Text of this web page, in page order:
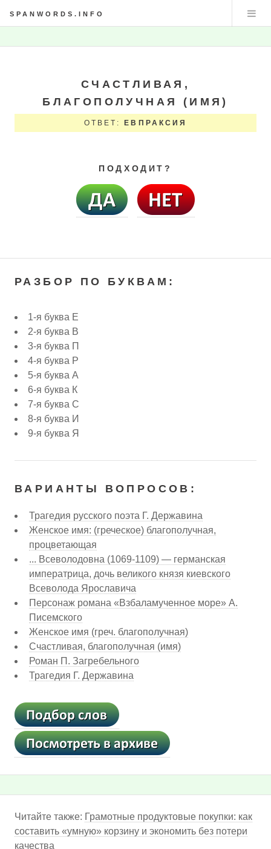
SPANWORDS.INFO
СЧАСТЛИВАЯ,
БЛАГОПОЛУЧНАЯ (ИМЯ)
ОТВЕТ: ЕВПРАКСИЯ
ПОДХОДИТ?
РАЗБОР ПО БУКВАМ:
1-я буква Е
2-я буква В
3-я буква П
4-я буква Р
5-я буква А
6-я буква К
7-я буква С
8-я буква И
9-я буква Я
ВАРИАНТЫ ВОПРОСОВ:
Трагедия русского поэта Г. Державина
Женское имя: (греческое) благополучная,
процветающая
... Всеволодовна (1069-1109) — германская
императрица, дочь великого князя киевского
Всеволода Ярославича
Персонаж романа «Взбаламученное море» А.
Писемского
Женское имя (греч. благополучная)
Счастливая, благополучная (имя)
Роман П. Загребельного
Трагедия Г. Державина
Читайте также: Грамотные продуктовые покупки: как
составить «умную» корзину и экономить без потери
качества